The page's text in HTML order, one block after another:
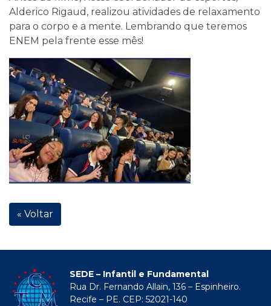
Alderico Rigaud, realizou atividades de relaxamento
para o corpo e a mente. Lembrando que teremos
ENEM pela frente esse mês!
« Voltar
SEDE – Infantil e Fundamental
Rua Dr. Fernando Allain, 136 – Espinheiro.
Recife – PE. CEP: 52021-140